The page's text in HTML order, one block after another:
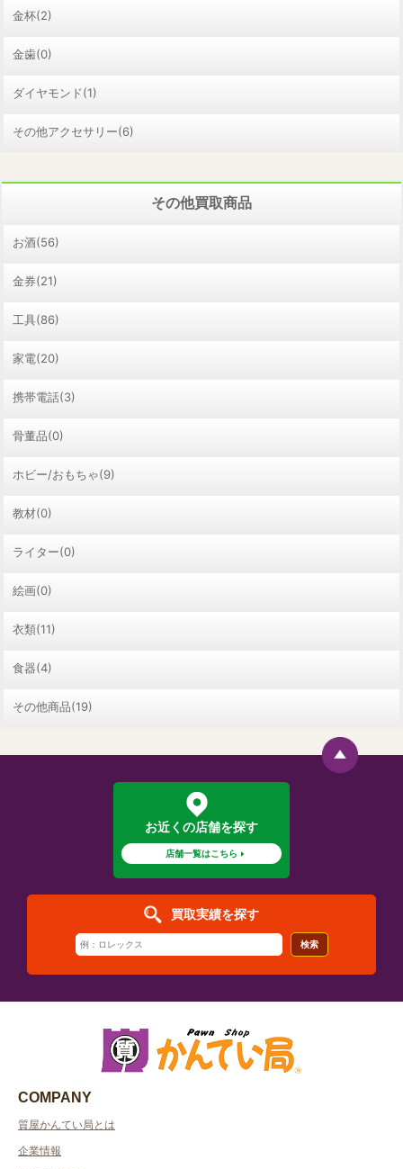
金杯(2)
金歯(0)
ダイヤモンド(1)
その他アクセサリー(6)
その他買取商品
お酒(56)
金券(21)
工具(86)
家電(20)
携帯電話(3)
骨董品(0)
ホビー/おもちゃ(9)
教材(0)
ライター(0)
絵画(0)
衣類(11)
食器(4)
その他商品(19)
お近くの店舗を探す
店舗一覧はこちら
買取実績を探す
検索
COMPANY
質屋かんてい局とは
企業情報